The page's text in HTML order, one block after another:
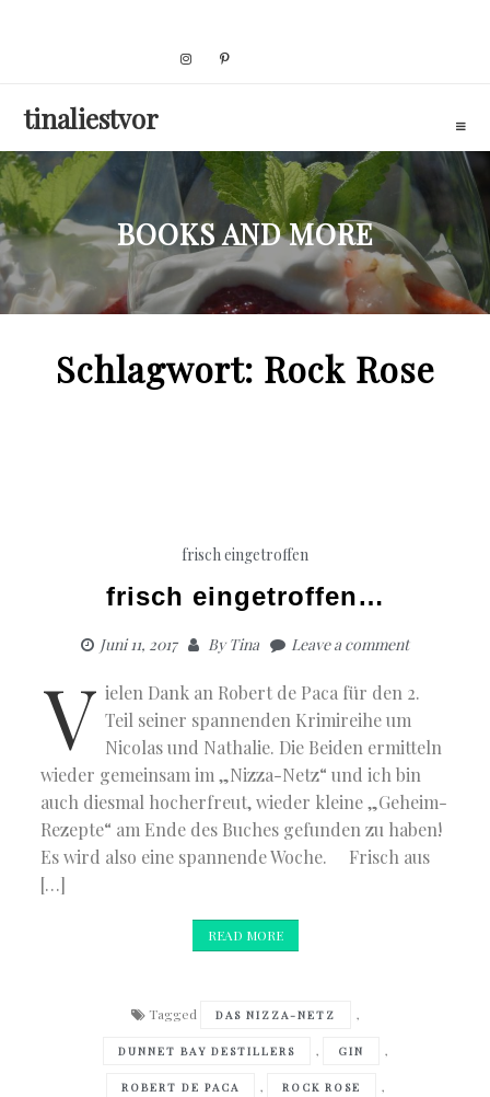
tinaliestvor
BOOKS AND MORE
Schlagwort: Rock Rose
frisch eingetroffen
frisch eingetroffen…
Juni 11, 2017 ByTina Leave a comment
V ielen Dank an Robert de Paca für den 2.
Teil seiner spannenden Krimireihe um
Nicolas und Nathalie. Die Beiden ermitteln
wieder gemeinsam im „Nizza-Netz“ und ich bin
auch diesmal hocherfreut, wieder kleine „Geheim-
Rezepte“ am Ende des Buches gefunden zu haben!
Es wird also eine spannende Woche. Frisch aus
[…]
READ MORE
Tagged DAS NIZZA-NETZ ,
DUNNET BAY DESTILLERS , GIN ,
ROBERT DE PACA , ROCK ROSE ,